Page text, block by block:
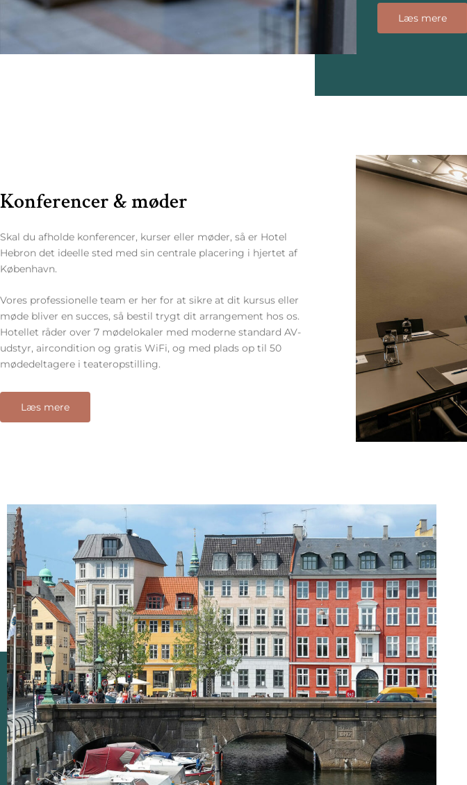
Læs mere
Konferencer & møder
Skal du afholde konferencer, kurser eller møder, så er Hotel
Hebron det ideelle sted med sin centrale placering i hjertet af
København.
Vores professionelle team er her for at sikre at dit kursus eller
møde bliver en succes, så bestil trygt dit arrangement hos os.
Hotellet råder over 7 mødelokaler med moderne standard AV-
udstyr, aircondition og gratis WiFi, og med plads op til 50
mødedeltagere i teateropstilling.
Læs mere